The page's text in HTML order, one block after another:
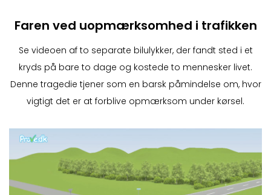
Faren ved uopmærksomhed i trafikken
Se videoen af to separate bilulykker, der fandt sted i et
kryds på bare to dage og kostede to mennesker livet.
Denne tragedie tjener som en barsk påmindelse om, hvor
vigtigt det er at forblive opmærksom under kørsel.